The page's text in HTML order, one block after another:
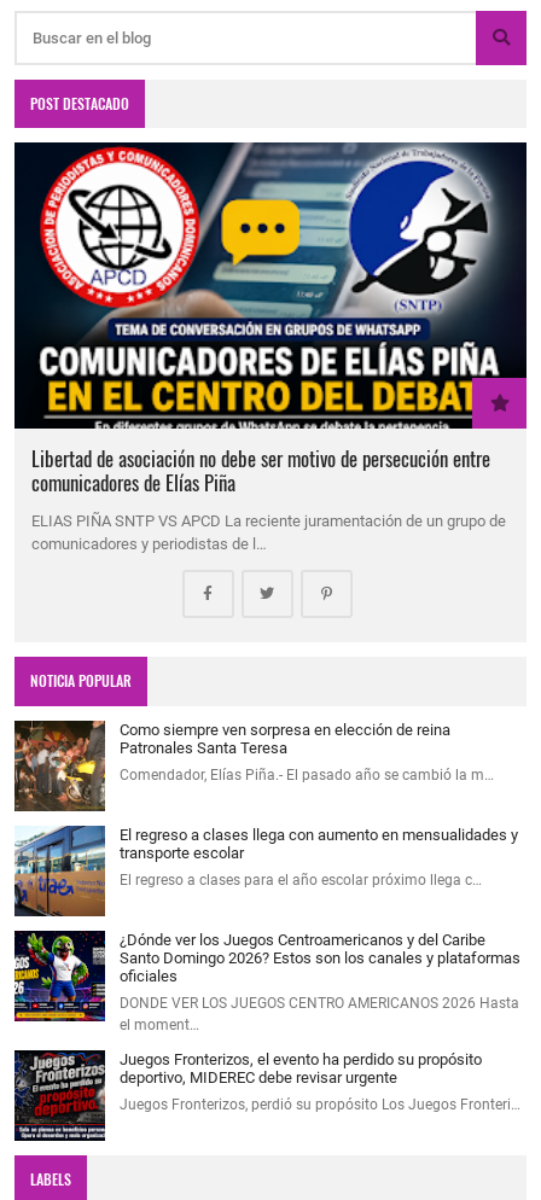
POST DESTACADO
Libertad de asociación no debe ser motivo de persecución entre
comunicadores de Elías Piña
ELIAS PIÑA SNTP VS APCD La reciente juramentación de un grupo de
comunicadores y periodistas de l…
NOTICIA POPULAR
Como siempre ven sorpresa en elección de reina
Patronales Santa Teresa
Comendador, Elías Piña.- El pasado año se cambió la m…
El regreso a clases llega con aumento en mensualidades y
transporte escolar
El regreso a clases para el año escolar próximo llega c…
¿Dónde ver los Juegos Centroamericanos y del Caribe
Santo Domingo 2026? Estos son los canales y plataformas
oficiales
DONDE VER LOS JUEGOS CENTRO AMERICANOS 2026 Hasta
el moment…
Juegos Fronterizos, el evento ha perdido su propósito
deportivo, MIDEREC debe revisar urgente
Juegos Fronterizos, perdió su propósito Los Juegos Fronteri…
LABELS